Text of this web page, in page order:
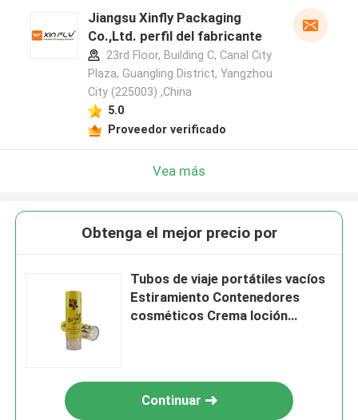
Jiangsu Xinfly Packaging
Co.,Ltd. perfil del fabricante
23rd Floor, Building C, Canal City
Plaza, Guangling District, Yangzhou
City (225003) ,China
5.0
Proveedor verificado
Vea más
Obtenga el mejor precio por
Tubos de viaje portátiles vacíos
Estiramiento Contenedores
cosméticos Crema loción
Continuar